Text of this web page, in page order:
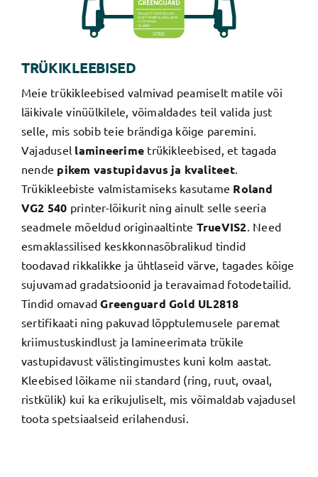
TRÜKIKLEEBISED
Meie trükikleebised valmivad peamiselt matile või
läikivale vinüülkilele, võimaldades teil valida just
selle, mis sobib teie brändiga kõige paremini.
Vajadusel lamineerime trükikleebised, et tagada
nende pikem vastupidavus ja kvaliteet.
Trükikleebiste valmistamiseks kasutame Roland
VG2 540 printer-lõikurit ning ainult selle seeria
seadmele mõeldud originaaltinte TrueVIS2. Need
esmaklassilised keskkonnasõbralikud tindid
toodavad rikkalikke ja ühtlaseid värve, tagades kõige
sujuvamad gradatsioonid ja teravaimad fotodetailid.
Tindid omavadGreenguard Gold UL2818
sertifikaati ning pakuvad lõpptulemusele paremat
kriimustuskindlust ja lamineerimata trükile
vastupidavust välistingimustes kuni kolm aastat.
Kleebised lõikame nii standard (ring, ruut, ovaal,
ristkülik) kui ka erikujuliselt, mis võimaldab vajadusel
toota spetsiaalseid erilahendusi.